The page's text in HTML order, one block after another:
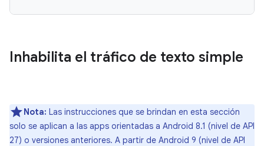
Inhabilita el tráfico de texto simple
Nota: Las instrucciones que se brindan en esta sección
solo se aplican a las apps orientadas a Android 8.1 (nivel de API
27) o versiones anteriores. A partir de Android 9 (nivel de API